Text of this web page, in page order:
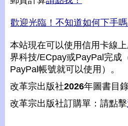
歡迎光臨！不知道如何下手
本站現在可以使用信用卡線
界科技/ECpay或PayPal完成
PayPal帳號就可以使用）。
改革宗出版社2026年圖書目
改革宗出版社訂購單：請點擊